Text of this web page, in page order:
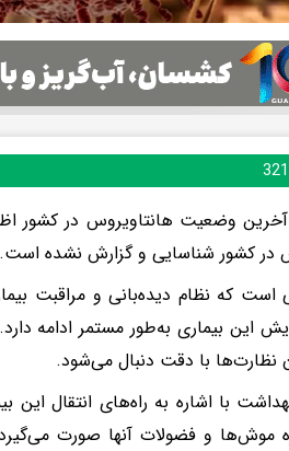
آخرین وضعیت هانتاویروس در کشور
در کشور شناسایی و گزارش نشده است.
است که نظام دیده‌بانی و مراقبت
این بیماری به‌طور مستمر ادامه
نظارت‌ها با دقت دنبال می‌شود.
با اشاره به راه‌های انتقال این
موش‌ها و فضولات آنها صورت